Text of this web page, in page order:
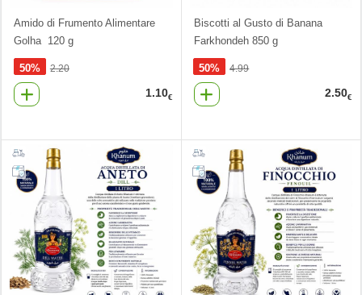
Amido di Frumento Alimentare
Golha 120 g
50% 2.20
1.10€
Biscotti al Gusto di Banana
Farkhondeh 850 g
50% 4.99
2.50€